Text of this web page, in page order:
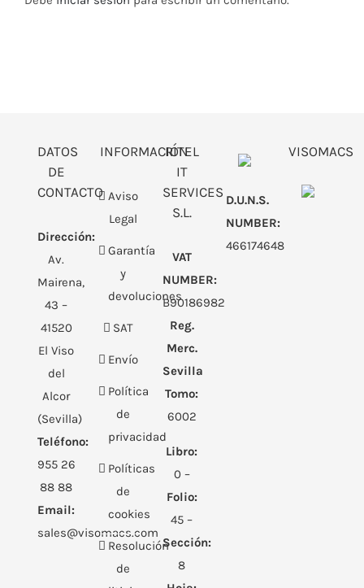
DATOS
DE
CONTACTO
Dirección:
Av.
Mairena,
43 –
41520
El Viso
del
Alcor
(Sevilla)
Teléfono:
955 26
88 88
Email:
sales@visomacs.com
INFORMACIÓN
Aviso
Legal
Garantía
y
devoluciones
SAT
Envío
Política
de
privacidad
Políticas
de
cookies
Resolución
de
RITEL
IT
SERVICES
S.L.
VAT
NUMBER:
B90186982
Reg.
Merc.
Sevilla
Tomo:
6002
Libro:
0 –
Folio:
45 –
Sección:
8
D.U.N.S.
NUMBER:
466174648
VISOMACS